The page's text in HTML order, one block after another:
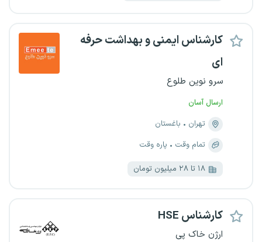
کارشناس ایمنی و بهداشت حرفه
ای
سرو نوین طلوع
ارسال آسان
تهران
باغستان
تمام وقت
پاره وقت
۱۸ تا ۲۸ میلیون تومان
کارشناس HSE
ارژن خاک پی